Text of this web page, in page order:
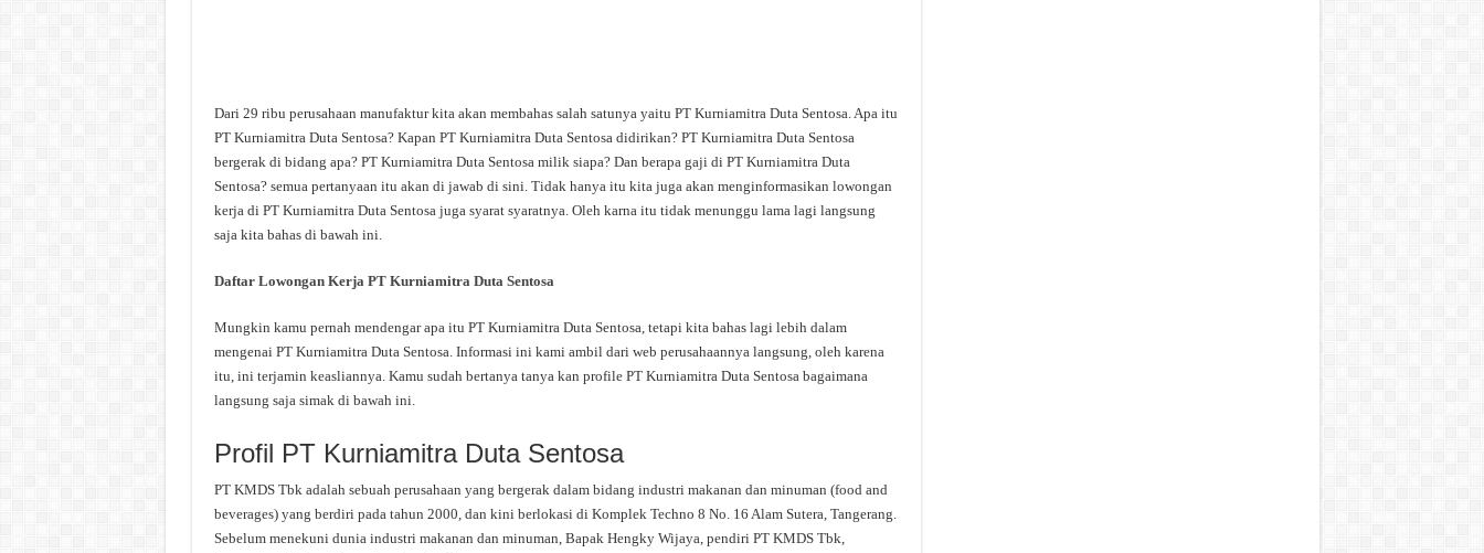
Dari 29 ribu perusahaan manufaktur kita akan membahas salah satunya yaitu PT Kurniamitra Duta Sentosa. Apa itu
PT Kurniamitra Duta Sentosa? Kapan PT Kurniamitra Duta Sentosa didirikan? PT Kurniamitra Duta Sentosa
bergerak di bidang apa? PT Kurniamitra Duta Sentosa milik siapa? Dan berapa gaji di PT Kurniamitra Duta
Sentosa? semua pertanyaan itu akan di jawab di sini. Tidak hanya itu kita juga akan menginformasikan lowongan
kerja di PT Kurniamitra Duta Sentosa juga syarat syaratnya. Oleh karna itu tidak menunggu lama lagi langsung
saja kita bahas di bawah ini.
Daftar Lowongan Kerja PT Kurniamitra Duta Sentosa
Mungkin kamu pernah mendengar apa itu PT Kurniamitra Duta Sentosa, tetapi kita bahas lagi lebih dalam
mengenai PT Kurniamitra Duta Sentosa. Informasi ini kami ambil dari web perusahaannya langsung, oleh karena
itu, ini terjamin keasliannya. Kamu sudah bertanya tanya kan profile PT Kurniamitra Duta Sentosa bagaimana
langsung saja simak di bawah ini.
Profil PT Kurniamitra Duta Sentosa
PT KMDS Tbk adalah sebuah perusahaan yang bergerak dalam bidang industri makanan dan minuman (food and
beverages) yang berdiri pada tahun 2000, dan kini berlokasi di Komplek Techno 8 No. 16 Alam Sutera, Tangerang.
Sebelum menekuni dunia industri makanan dan minuman, Bapak Hengky Wijaya, pendiri PT KMDS Tbk,